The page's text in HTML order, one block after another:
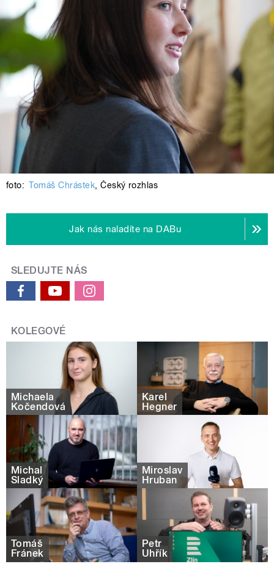
foto: Tomáš Chrástek,Český rozhlas
Jak nás naladíte na DABu
SLEDUJTE NÁS
KOLEGOVÉ
Michaela
Kočendová
Karel
Hegner
Michal
Sladký
Miroslav
Hruban
Tomáš
Fránek
Petr
Uhřík